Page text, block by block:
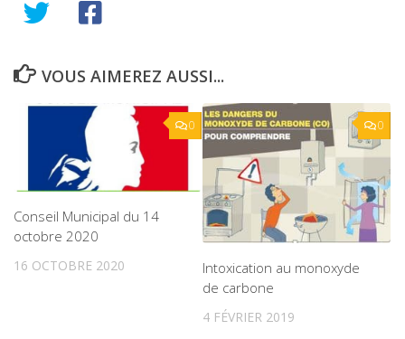
VOUS AIMEREZ AUSSI...
0
Conseil Municipal du 14
octobre 2020
16 OCTOBRE 2020
0
Intoxication au monoxyde
de carbone
4 FÉVRIER 2019